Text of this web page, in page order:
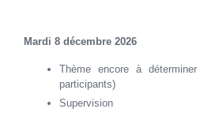
Mardi 8 décembre 2026
Thème encore à
participants)
Supervision